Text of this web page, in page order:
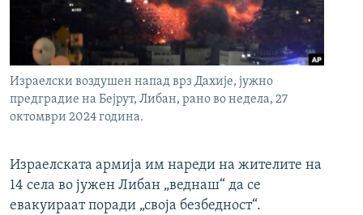
РСЕ веб страници
Израелски воздушен напад врз Дахије, јужно
предградие на Бејрут, Либан, рано во недела, 27
октомври 2024 година.
Израелската армија им нареди на жителите на
14 села во јужен Либан „веднаш“ да се
евакуираат поради „своја безбедност“.